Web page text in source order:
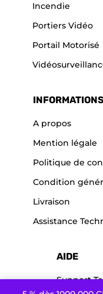
Incendie
Portiers Vidéo
Portail Motorisé
INFORMATIONS
A propos
Mention légale
Politique de
Condition
Livraison
Assistance
AIDE
Support